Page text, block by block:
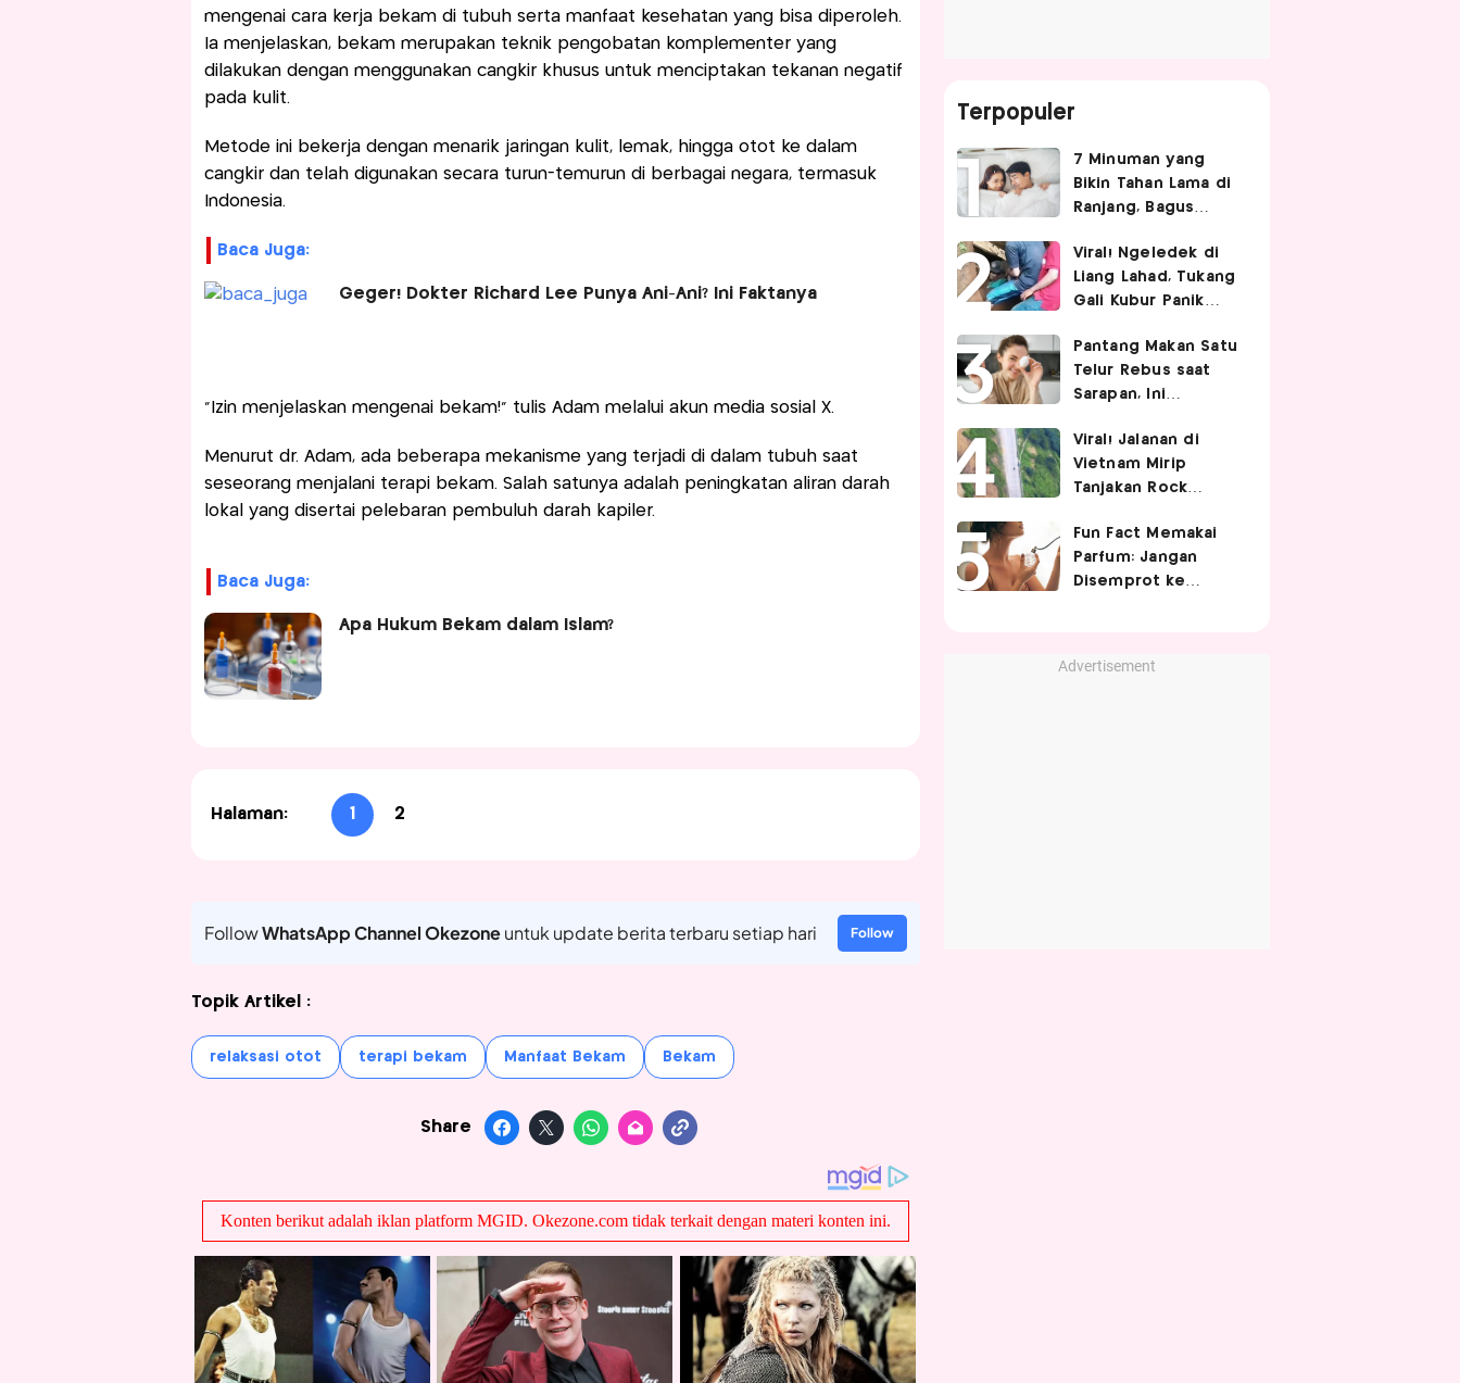
mengenai cara kerja bekam di tubuh serta manfaat kesehatan yang bisa diperoleh.
Ia menjelaskan, bekam merupakan teknik pengobatan komplementer yang
dilakukan dengan menggunakan cangkir khusus untuk menciptakan tekanan negatif
pada kulit.
Metode ini bekerja dengan menarik jaringan kulit, lemak, hingga otot ke dalam
cangkir dan telah digunakan secara turun-temurun di berbagai negara, termasuk
Indonesia.
Baca Juga:
Geger! Dokter Richard Lee Punya Ani-Ani? Ini Faktanya
“Izin menjelaskan mengenai bekam!” tulis Adam melalui akun media sosial X.
Menurut dr. Adam, ada beberapa mekanisme yang terjadi di dalam tubuh saat
seseorang menjalani terapi bekam. Salah satunya adalah peningkatan aliran darah
lokal yang disertai pelebaran pembuluh darah kapiler.
Baca Juga:
Apa Hukum Bekam dalam Islam?
Halaman: 1 2
FollowWhatsApp Channel Okezoneuntuk update berita terbaru setiap hari Follow
Topik Artikel :
relaksasi otot terapi bekam Manfaat Bekam Bekam
Share
Terpopuler
7 Minuman yang
Bikin Tahan Lama di
Ranjang, Bagus
Hubungan Intim
Viral! Ngeledek di
Liang Lahad, Tukang
Gali Kubur Panik
Pantang Makan Satu
Telur Rebus saat
Sarapan, Ini
Ahli Gizi!
Viral! Jalanan di
Vietnam Mirip
Tanjakan Rock
Berbelok Nyaris 90
Derajat!
Fun Fact Memakai
Parfum: Jangan
Disemprot ke
Advertisement